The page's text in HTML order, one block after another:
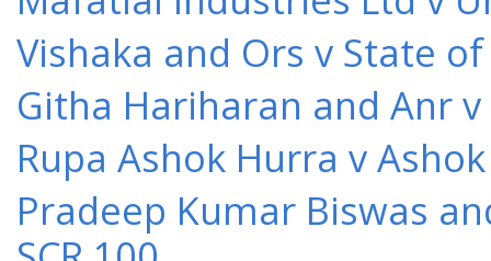
Vishaka and Ors v State
Githa Hariharan and Anr
Rupa Ashok Hurra v
Pradeep Kumar Biswas